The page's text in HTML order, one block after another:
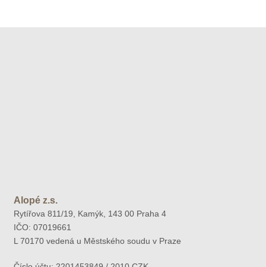
Alopé z.s.
Rytířova 811/19, Kamýk, 143 00 Praha 4
IČO: 07019661
L 70170 vedená u Městského soudu v Praze